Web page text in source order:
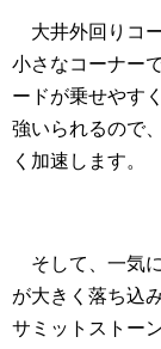
大井外回りコ
小さなコーナー
ードが乗せやす
強いられるので
く加速します。
そして、一気
が大きく落ち込
サミットストー